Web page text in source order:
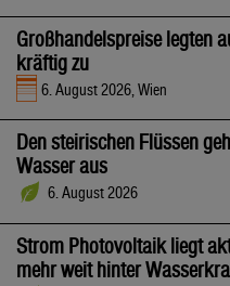
Großhandelspreise legten
kräftig zu
6. August 2026, Wien
Den steirischen Flüssen
Wasser aus
6. August 2026
Strom Photovoltaik liegt
mehr weit hinter